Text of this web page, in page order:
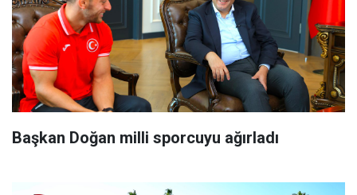
Başkan Doğan milli sporcuyu ağırladı